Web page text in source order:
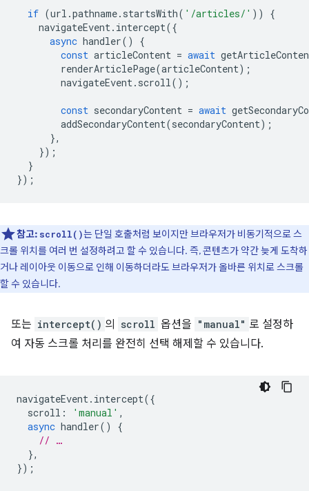
if (url .pathname. startsWith( '/articles/' ))
{
navigateEvent. intercept({
async handler()
{
const articleContent = await
renderArticlePage(articleContent);
navigateEvent. scroll();
const secondaryContent = await
addSecondaryContent(secondaryContent);
},
});
}
});
참고: scroll()는 단일 호출처럼 보이지만 브라우저가 비동기적으로 스
크롤 위치를 여러 번 설정하려고 할 수 있습니다. 즉, 콘텐츠가 약간 늦게 도착하
거나 레이아웃 이동으로 인해 이동하더라도 브라우저가 올바른 위치로 스크롤
할 수 있습니다.
또는 intercept() 의 scroll 옵션을 "manual" 로 설정하
여 자동 스크롤 처리를 완전히 선택 해제할 수 있습니다.
navigateEvent. intercept({
scroll : 'manual' ,
async handler()
{
// …
},
});